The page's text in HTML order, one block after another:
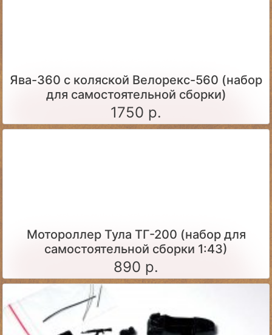
Ява-360 c коляской Велорекс-560 (набор
для самостоятельной сборки)
1750 р.
Мотороллер Тула ТГ-200 (набор для
самостоятельной сборки 1:43)
890 р.